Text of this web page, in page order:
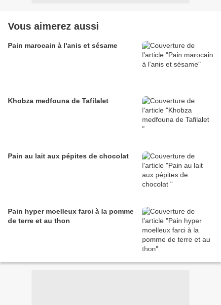
Vous aimerez aussi
Pain marocain à l'anis et sésame
Khobza medfouna de Tafilalet
Pain au lait aux pépites de chocolat
Pain hyper moelleux farci à la pomme
de terre et au thon